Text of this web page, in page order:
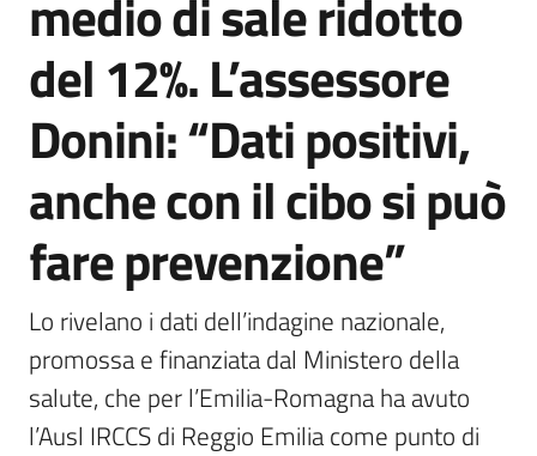
Seguici
su
medio di sale ridotto
del 12%. L’assessore
Donini: “Dati positivi,
anche con il cibo si può
fare prevenzione”
Lo rivelano i dati dell’indagine nazionale,
promossa e finanziata dal Ministero della
salute, che per l’Emilia-Romagna ha avuto
l’Ausl IRCCS di Reggio Emilia come punto di